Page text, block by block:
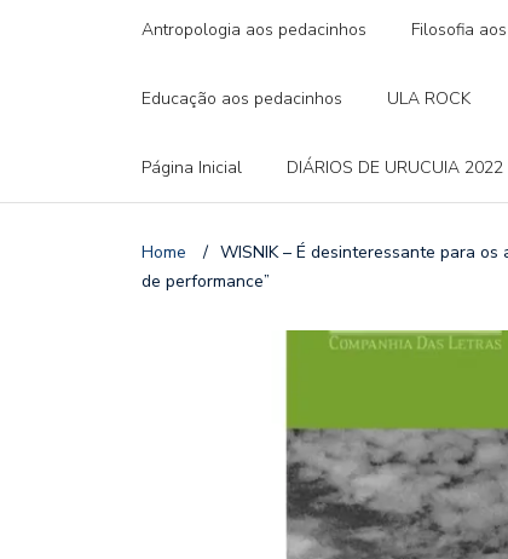
Antropologia aos pedacinhos Filosofia
Educação aos pedacinhos ULA ROCK
Página Inicial DIÁRIOS DE URUCUIA 2022
Home / WISNIK – É desinteressante para
de performance”